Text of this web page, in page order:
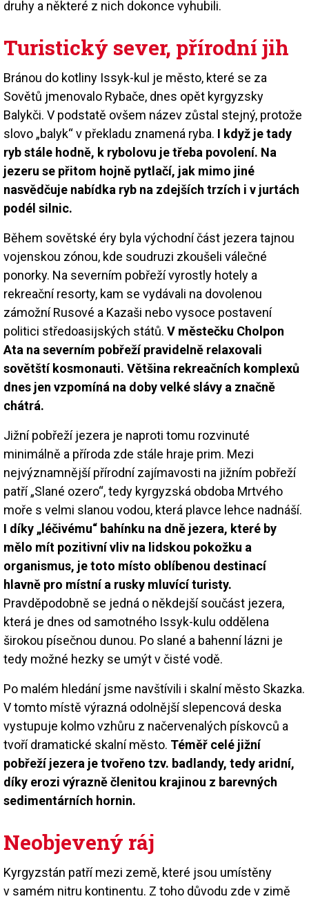
druhy a některé z nich dokonce vyhubili.
Turistický sever, přírodní jih
Bránou do kotliny Issyk-kul je město, které se za
Sovětů jmenovalo Rybače, dnes opět kyrgyzsky
Balykči. V podstatě ovšem název zůstal stejný, protože
slovo „balyk“ v překladu znamená ryba. I když je tady
ryb stále hodně, k rybolovu je třeba povolení. Na
jezeru se přitom hojně pytlačí, jak mimo jiné
nasvědčuje nabídka ryb na zdejších trzích i v jurtách
podél silnic.
Během sovětské éry byla východní část jezera tajnou
vojenskou zónou, kde soudruzi zkoušeli válečné
ponorky. Na severním pobřeží vyrostly hotely a
rekreační resorty, kam se vydávali na dovolenou
zámožní Rusové a Kazaši nebo vysoce postavení
politici středoasijských států. V městečku Cholpon
Ata na severním pobřeží pravidelně relaxovali
sovětští kosmonauti. Většina rekreačních komplexů
dnes jen vzpomíná na doby velké slávy a značně
chátrá.
Jižní pobřeží jezera je naproti tomu rozvinuté
minimálně a příroda zde stále hraje prim. Mezi
nejvýznamnější přírodní zajímavosti na jižním pobřeží
patří „Slané ozero“, tedy kyrgyzská obdoba Mrtvého
moře s velmi slanou vodou, která plavce lehce nadnáší.
I díky „léčivému“ bahínku na dně jezera, které by
mělo mít pozitivní vliv na lidskou pokožku a
organismus, je toto místo oblíbenou destinací
hlavně pro místní a rusky mluvící turisty.
Pravděpodobně se jedná o někdejší součást jezera,
která je dnes od samotného Issyk-kulu oddělena
širokou písečnou dunou. Po slané a bahenní lázni je
tedy možné hezky se umýt v čisté vodě.
Po malém hledání jsme navštívili i skalní město Skazka.
V tomto místě výrazná odolnější slepencová deska
vystupuje kolmo vzhůru z načervenalých pískovců a
tvoří dramatické skalní město. Téměř celé jižní
pobřeží jezera je tvořeno tzv. badlandy, tedy aridní,
díky erozi výrazně členitou krajinou z barevných
sedimentárních hornin.
Neobjevený ráj
Kyrgyzstán patří mezi země, které jsou umístěny
v samém nitru kontinentu. Z toho důvodu zde v zimě